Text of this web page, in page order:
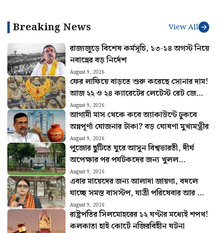
Breaking News View All
রাজ্যজুড়ে বিশেষ কর্মসূচি, ১৩-১৪ অগস্ট নিয়ে
নবান্নের বড় নির্দেশ
August 9, 2026
ফের লাফিয়ে বাড়তে শুরু করেছে সোনার দাম!
আজ ২২ ও ২৪ ক্যারেটের লেটেস্ট রেট জেনে
নিন
August 9, 2026
আগামী মাস থেকে কবে অ্যাকাউন্টে ঢুকবে
অন্নপূর্ণা যোজনার টাকা? বড় ঘোষণা মুখ্যমন্ত্রীর
August 9, 2026
পুজোর ছুটিতে ঘুরে আসুন বিশ্বভারতী, দীর্ঘ
অপেক্ষার পর পর্যটকদের জন্য খুলল
শান্তিনিকেতন গৃহ
August 9, 2026
এবার মায়েদের জন্য আলাদা জায়গা, বদলে
যাচ্ছে সমস্ত বাসস্টপ, যাত্রী পরিষেবার আর কী
কী পরিবর্তন?
August 9, 2026
রাষ্ট্রপতির সিলমোহরের ১২ ঘণ্টার মধ্যেই শপথ!
কলকাতা হাই কোর্টে নজিরবিহীন ঘটনা